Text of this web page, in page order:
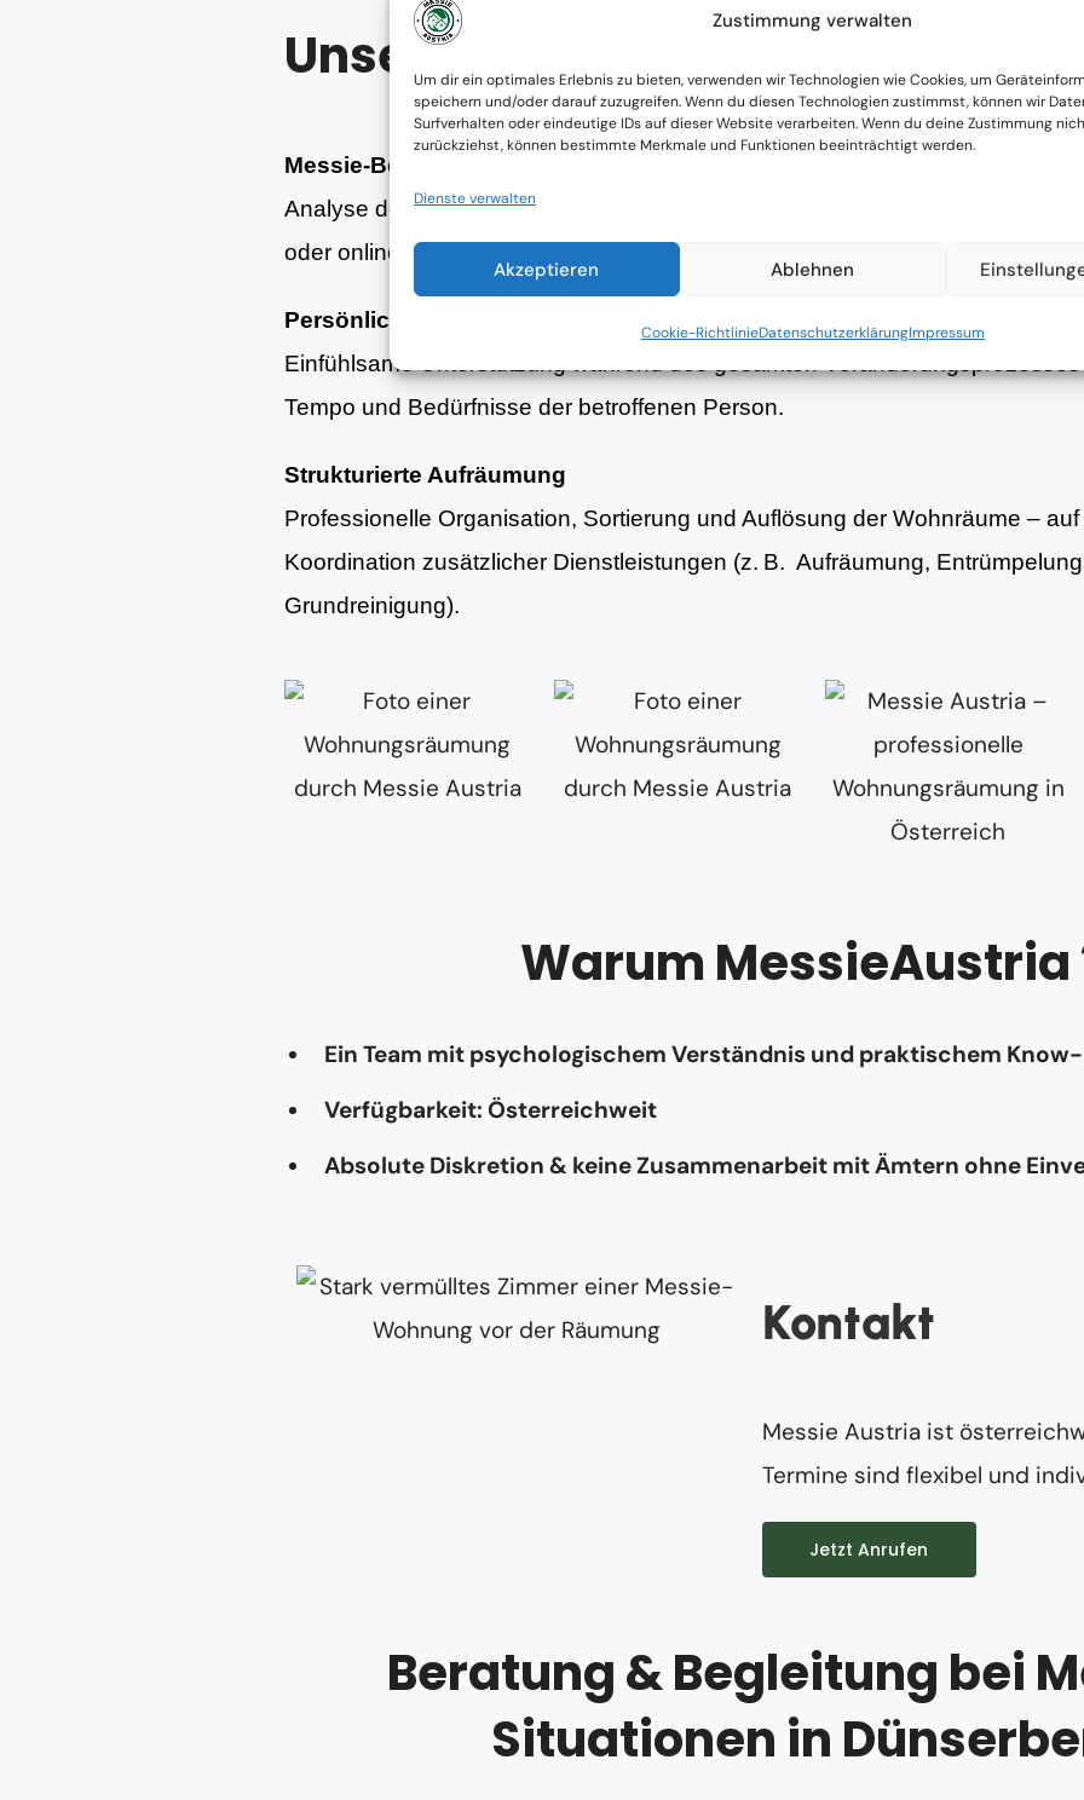
Zustimmung verwalten
Um dir ein optimales Erlebnis zu bieten, verwenden wir Technologien wie Cookies, um
speichern und/oder darauf zuzugreifen. Wenn du diesen Technologien zustimmst, können wir
Surfverhalten oder eindeutige IDs auf dieser Website verarbeiten. Wenn du deine Zustimmung
zurückziehst, können bestimmte Merkmale und Funktionen beeinträchtigt werden.
Dienste verwalten
Akzeptieren Ablehnen
Cookie-RichtlinieDatenschutzerklärungImpressum
Unsere Leistungen
Messie-Beratung
Analyse der aktuellen Wohnsituation und strukturierte Planung erster
oder online.
Persönliche Begleitung
Einfühlsame Unterstützung während des gesamten
Tempo und Bedürfnisse der betroffenen Person.
Strukturierte Aufräumung
Professionelle Organisation, Sortierung und Auflösung der Wohnräume –
Koordination zusätzlicher Dienstleistungen (z. B. Aufräumung,
Grundreinigung).
Warum MessieAustria
Ein Team mit psychologischem Verständnis und praktischem
Verfügbarkeit: Österreichweit
Absolute Diskretion & keine Zusammenarbeit mit Ämtern ohne
Kontakt
Messie Austria ist
Termine sind flexibel und
Jetzt Anrufen
Beratung & Begleitung bei
Situationen in